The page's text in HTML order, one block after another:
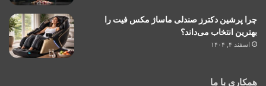
چرا پرشین دکترز صندلی ماساژ مکس فیت را
بهترین انتخاب می‌داند؟
اسفند ۴, ۱۴۰۴
همکاری با ما